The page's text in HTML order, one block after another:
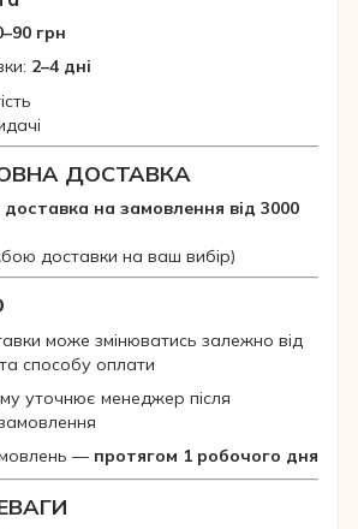
грн
2–4 дні
ДОСТАВКА
на замовлення від 3000
доставки на ваш вибір)
може змінюватись залежно від
способу оплати
уточнює менеджер після
— протягом 1 робочого дня